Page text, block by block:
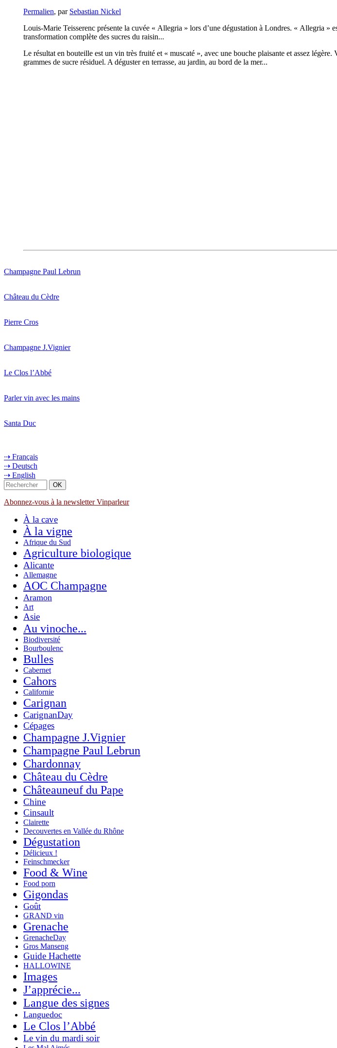
Permalien, par Sebastian Nickel
Louis-Marie Teisserenc présente la cuvée « Allegria » lors d’une dégustation à Londres. « Allegria »
transformation complète des sucres du raisin...
Le résultat en bouteille est un vin très fruité et « muscaté », avec une bouche plaisante et assez
grammes de sucre résiduel. A déguster en terrasse, au jardin, au bord de la mer...
Champagne Paul Lebrun
Château du Cèdre
Pierre Cros
Champagne J.Vignier
Le Clos l’Abbé
Parler vin avec les mains
Santa Duc
⇢ Français
⇢ Deutsch
⇢ English
Abonnez-vous à la newsletter Vinparleur
À la cave
À la vigne
Afrique du Sud
Agriculture biologique
Alicante
Allemagne
AOC Champagne
Aramon
Art
Asie
Au vinoche...
Biodiversité
Bourboulenc
Bulles
Cabernet
Cahors
Californie
Carignan
CarignanDay
Cépages
Champagne J.Vignier
Champagne Paul Lebrun
Chardonnay
Château du Cèdre
Châteauneuf du Pape
Chine
Cinsault
Clairette
Decouvertes en Vallée du Rhône
Dégustation
Délicieux !
Feinschmecker
Food & Wine
Food porn
Gigondas
Goût
GRAND vin
Grenache
GrenacheDay
Gros Manseng
Guide Hachette
HALLOWINE
Images
J’apprécie...
Langue des signes
Languedoc
Le Clos l’Abbé
Le vin du mardi soir